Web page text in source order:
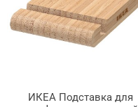
ИКЕА Подставка для